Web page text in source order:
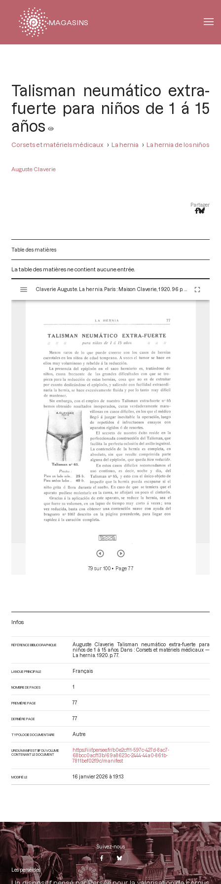
MAGASINS
Talisman neumático extra-
fuerte para niños de 1 á 15
años
Corsets et matériels médicaux La hernia La hernia de los niños
Auguste Claverie
Partager
Table des matières
La table des matières ne contient aucune entrée.
s
79 sur 100 • Page 77
Infos
RÉFÉRENCE BIBLIOGRAPHIQUE
Auguste Claverie. Talisman neumático extra-fuerte para
niños de 1 á 15 años. Dans : Corsets et matériels médicaux —
La hernia . 1920. p. 77.
LANGUE PRINCIPALE Français
NOMBRE DE PAGES 1
PREMIÈRE PAGE 77
DERNIÈRE PAGE 77
TYPOLOGIE DOCUMENTAIRE Autre
URI DU MANIFEST IIIF DU VOLUME
CONTENANT LE DOCUMENT
https://iiif.persee.fr/b0e2cf11-597c-427d-8ac7-
68bcc0acf13b/69a8623c-2444-44a0-861b-
7811bef02f9c/manifest
MODIFIÉ LE 16 janvier 2026 à 19:13
Suivez-nous
Les perséides